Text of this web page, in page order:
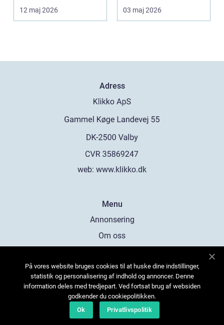
12 maj 2026
egen förmåga att lä...
03 maj 2026
Adress
web: www.klikko.dk
Menu
Annonsering
Om oss
Kontakta oss
Sitemap
På vores website bruges cookies til at huske dine indstillinger,
statistik og personalisering af indhold og annoncer. Denne
information deles med tredjepart. Ved fortsat brug af websiden
godkender du cookiepolitikken.
Ok
Privatlivspolitik